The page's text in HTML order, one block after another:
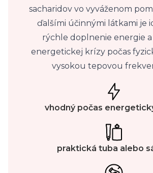
sacharidov vo vyváženom
ďalšími účinnými látkami je
rýchle doplnenie energie a
energetickej krízy počas
vysokou tepovou
vhodný počas
praktická tuba alebo